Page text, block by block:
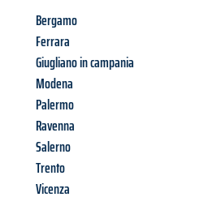
Bergamo
Ferrara
Giugliano in campania
Modena
Palermo
Ravenna
Salerno
Trento
Vicenza